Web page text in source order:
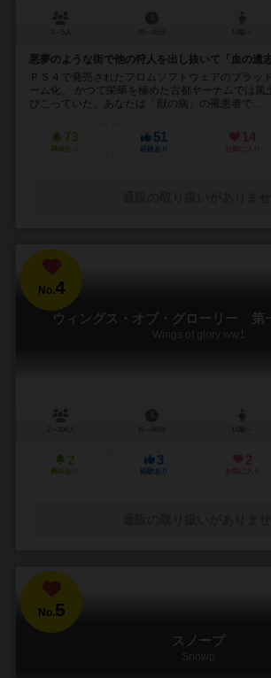
悪夢のような街で他の狩人を出し抜いて「血の遺
ＰＳ４で発売されたフロムソフトウェアのブラッ
ーム化。 かつて栄華を極めた古都ヤーナムでは風
びこっていた。あなたは「獣の病」の罹患者で...
73
興味あり
51
経験あり
14
お気に入り
No.4
ウィングス・オブ・グローリー 第
Wings of glory ww1
2
興味あり
3
経験あり
2
お気に入り
No.5
スノープ
Snowp